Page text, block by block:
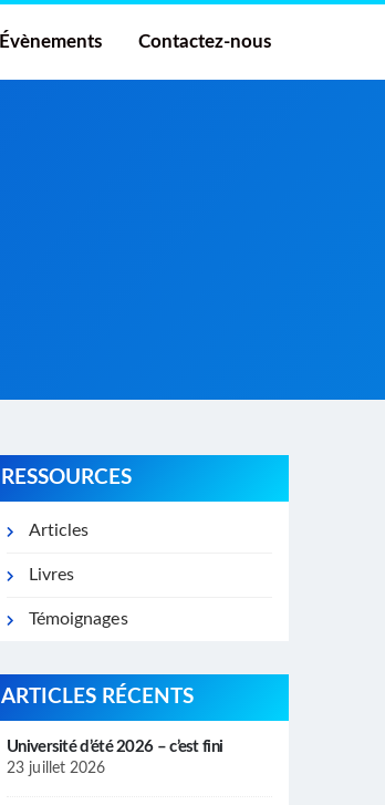
Évènements Contactez-nous
RESSOURCES
Articles
Livres
Témoignages
ARTICLES RÉCENTS
Université d’été 2026 – c’est fini
23 juillet 2026